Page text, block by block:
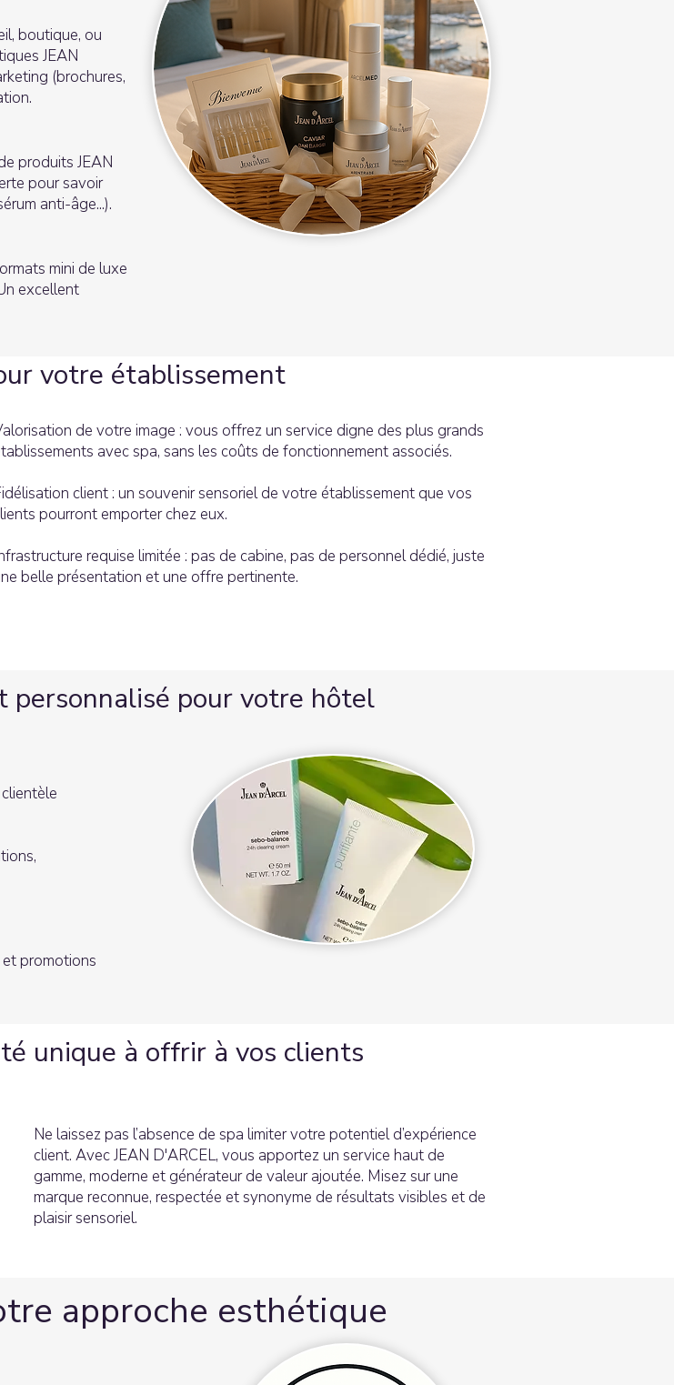
boutique, ou
JEAN
(brochures,
produits JEAN
pour savoir
anti-âge...).
mini de luxe
excellent
votre établissement
de votre image : vous offrez un service digne des plus grands
avec spa, sans les coûts de fonctionnement associés.
client : un souvenir sensoriel de votre établissement que vos
pourront emporter chez eux.
requise limitée : pas de cabine, pas de personnel dédié, juste
belle présentation et une offre pertinente.
personnalisé pour votre hôtel
promotions
unique à offrir à vos clients
Ne laissez pas l’absence de spa limiter votre potentiel d’expérience
client. Avec JEAN D'ARCEL, vous apportez un service haut de
gamme, moderne et générateur de valeur ajoutée. Misez sur une
marque reconnue, respectée et synonyme de résultats visibles et de
plaisir sensoriel.
approche esthétique